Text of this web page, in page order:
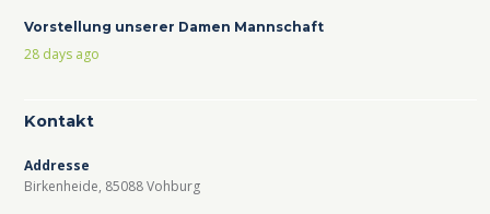
Vorstellung unserer Damen Mannschaft
28 days ago
Kontakt
Addresse
Birkenheide, 85088 Vohburg